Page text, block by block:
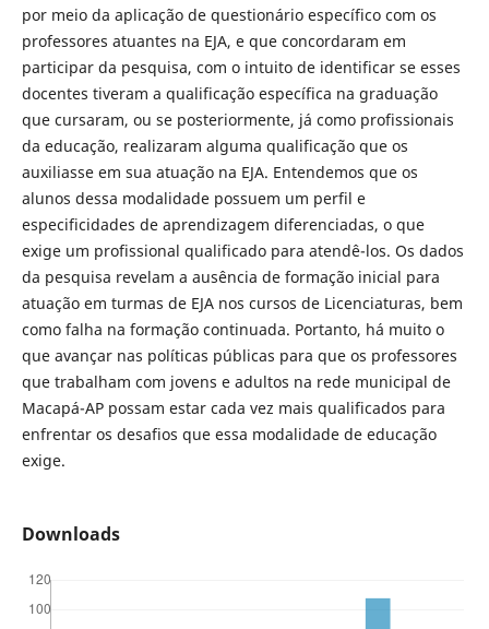
por meio da aplicação de questionário específico com os
professores atuantes na EJA, e que concordaram em
participar da pesquisa, com o intuito de identificar se esses
docentes tiveram a qualificação específica na graduação
que cursaram, ou se posteriormente, já como profissionais
da educação, realizaram alguma qualificação que os
auxiliasse em sua atuação na EJA. Entendemos que os
alunos dessa modalidade possuem um perfil e
especificidades de aprendizagem diferenciadas, o que
exige um profissional qualificado para atendê-los. Os dados
da pesquisa revelam a ausência de formação inicial para
atuação em turmas de EJA nos cursos de Licenciaturas, bem
como falha na formação continuada. Portanto, há muito o
que avançar nas políticas públicas para que os professores
que trabalham com jovens e adultos na rede municipal de
Macapá-AP possam estar cada vez mais qualificados para
enfrentar os desafios que essa modalidade de educação
exige.
Downloads